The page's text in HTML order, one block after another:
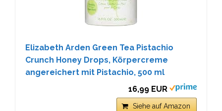
Elizabeth Arden Green Tea Pistachio
Crunch Honey Drops, Körpercreme
angereichert mit Pistachio, 500 ml
16,99 EUR
Siehe auf Amazon